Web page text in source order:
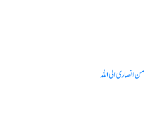
من انصاری الی اللہ